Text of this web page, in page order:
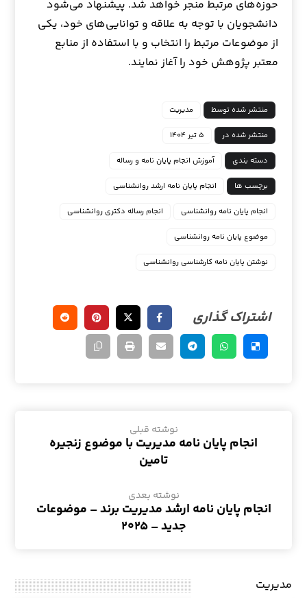
حوزه‌های مرتبط منجر خواهد شد. پیشنهاد می‌شود
دانشجویان با توجه به علاقه و توانایی‌های خود، یکی
از موضوعات مرتبط را انتخاب و با استفاده از منابع
معتبر پژوهش خود را آغاز نمایند.
منتشر شده توسط مدیریت
منتشر شده در ۵ تیر ۱۴۰۴
دسته بندی آموزش انجام پایان نامه و رساله
برچسب ها انجام پایان نامه ارشد روانشناسی
انجام پایان نامه روانشناسی انجام رساله دکتری روانشناسی
موضوع پایان نامه روانشناسی
نوشتن پایان نامه کارشناسی روانشناسی
نوشته قبلی
انجام پایان نامه مدیریت با موضوع زنجیره
تامین
نوشته بعدی
انجام پایان نامه ارشد مدیریت برند – موضوعات
جدید – ۲۰۲۵
مدیریت